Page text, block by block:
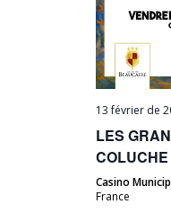
13 février de
LES
Casino
France